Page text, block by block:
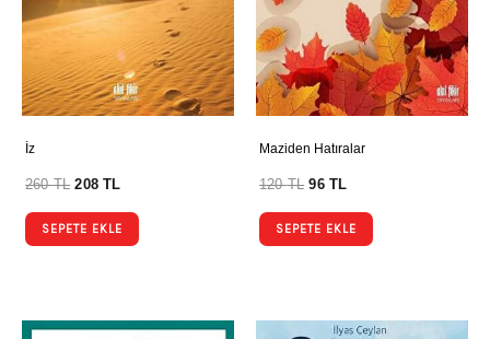
İz
260TL 208TL
SEPETE EKLE
Maziden Hatıralar
120TL 96TL
SEPETE EKLE